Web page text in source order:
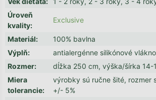
Úroveň
kvality:
Exclusive
Materiál:
100% bavlna
Výplň:
antialergénne silikónové vlákno
Rozmer:
dĺžka 250 cm, výška/šírka 14-
Miera
tolerancie:
výrobky sú ručne šité, rozmer
+/- 5%